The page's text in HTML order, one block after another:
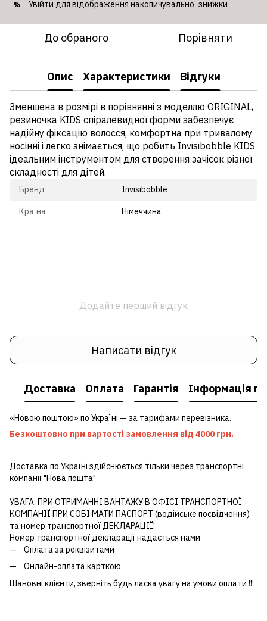
% Увійти для відображення накопичувальної знижки
До обраного Порівняти
Опис Характеристики Відгуки
Зменшена в розмірі в порівнянні з моделлю ORIGINAL,
резиночка KIDS спіралевидної форми забезпечує
надійну фіксацію волосся, комфортна при тривалому
носінні і легко знімається, що робить Invisibobble KIDS
ідеальним інструментом для створення зачісок різної
складності для дітей.
Бренд Invisibobble
Країна Німеччина
Додайте перший відгук
Написати відгук
Доставка Оплата Гарантія Інформація
«Новою поштою» по Україні — за тарифами перевізника.
Безкоштовно при вартості замовлення від 4000 грн.
Доставка по Україні здійснюється тільки через транспортні
компанії "Нова пошта"
УВАГА: ПРИ ОТРИМАННІ ВАНТАЖУ В ОФІСІ ТРАНСПОРТНОЇ
КОМПАНІЇ ПРИ СОБІ МАТИ ПАСПОРТ (водійське посвідчення)
та номер транспортної ДЕКЛАРАЦІЇ!
Номер транспортної декларації надається нами
Оплата за реквізитами
Онлайн-оплата карткою
Шановні клієнти, зверніть будь ласка увагу на умови оплати !!!